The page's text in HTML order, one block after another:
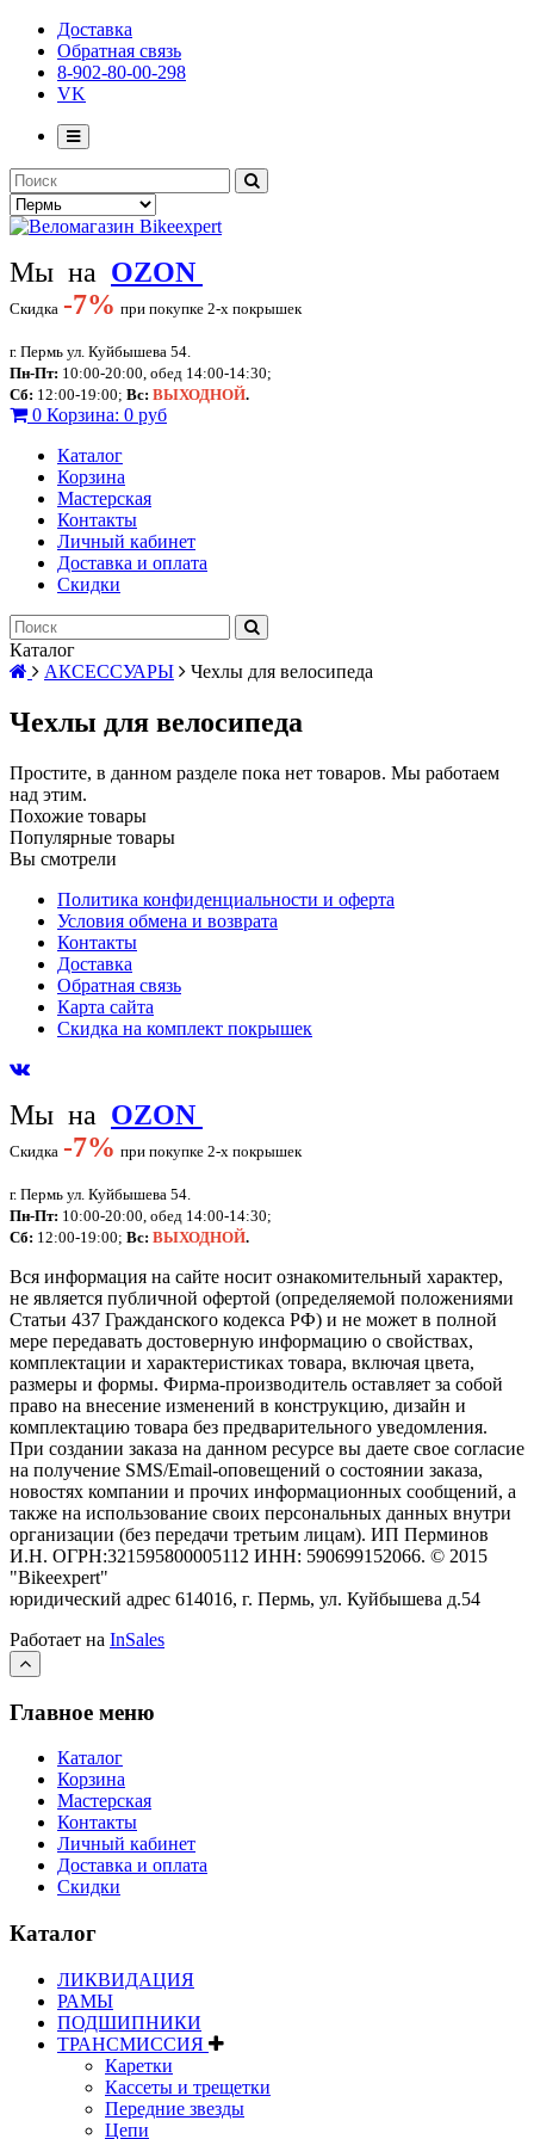
Доставка
Обратная связь
8-902-80-00-298
VK
Мы на OZON
Скидка -7% при покупке 2-х покрышек
г. Пермь ул. Куйбышева 54.
Пн-Пт: 10:00-20:00, обед 14:00-14:30;
Сб: 12:00-19:00; Вс: ВЫХОДНОЙ.
0 Корзина: 0 руб
Каталог
Корзина
Мастерская
Контакты
Личный кабинет
Доставка и оплата
Скидки
Каталог
АКСЕССУАРЫ
Чехлы для велосипеда
Чехлы для велосипеда
Простите, в данном разделе пока нет товаров. Мы работаем
над этим.
Похожие товары
Популярные товары
Вы смотрели
Политика конфиденциальности и оферта
Условия обмена и возврата
Контакты
Доставка
Обратная связь
Карта сайта
Скидка на комплект покрышек
Мы на OZON
Скидка -7% при покупке 2-х покрышек
г. Пермь ул. Куйбышева 54.
Пн-Пт: 10:00-20:00, обед 14:00-14:30;
Сб: 12:00-19:00; Вс: ВЫХОДНОЙ.
Вся информация на сайте носит ознакомительный характер,
не является публичной офертой (определяемой положениями
Статьи 437 Гражданского кодекса РФ) и не может в полной
мере передавать достоверную информацию о свойствах,
комплектации и характеристиках товара, включая цвета,
размеры и формы. Фирма-производитель оставляет за собой
право на внесение изменений в конструкцию, дизайн и
комплектацию товара без предварительного уведомления.
При создании заказа на данном ресурсе вы даете свое согласие
на получение SMS/Email-оповещений о состоянии заказа,
новостях компании и прочих информационных сообщений, а
также на использование своих персональных данных внутри
организации (без передачи третьим лицам). ИП Перминов
И.Н. ОГРН:321595800005112 ИНН: 590699152066. © 2015
"Bikeexpert"
юридический адрес 614016, г. Пермь, ул. Куйбышева д.54
Работает на InSales
Главное меню
Каталог
Корзина
Мастерская
Контакты
Личный кабинет
Доставка и оплата
Скидки
Каталог
ЛИКВИДАЦИЯ
РАМЫ
ПОДШИПНИКИ
ТРАНСМИССИЯ
Каретки
Кассеты и трещетки
Передние звезды
Цепи